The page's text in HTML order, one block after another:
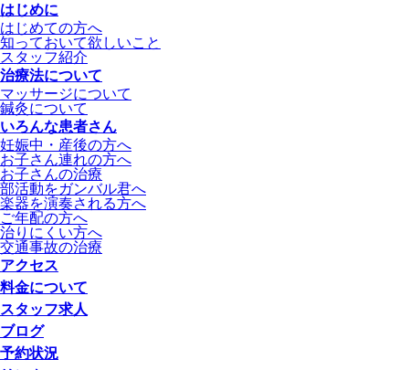
はじめに
はじめての方へ
知っておいて欲しいこと
スタッフ紹介
治療法について
マッサージについて
鍼灸について
いろんな患者さん
妊娠中・産後の方へ
お子さん連れの方へ
お子さんの治療
部活動をガンバル君へ
楽器を演奏される方へ
ご年配の方へ
治りにくい方へ
交通事故の治療
アクセス
料金について
スタッフ求人
ブログ
予約状況